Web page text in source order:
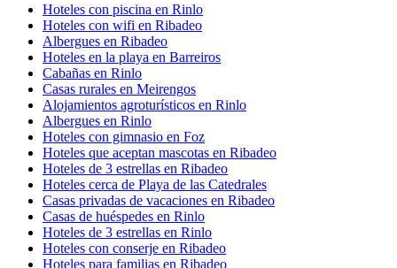
Hoteles con piscina en Rinlo
Hoteles con wifi en Ribadeo
Albergues en Ribadeo
Hoteles en la playa en Barreiros
Cabañas en Rinlo
Casas rurales en Meirengos
Alojamientos agroturísticos en Rinlo
Albergues en Rinlo
Hoteles con gimnasio en Foz
Hoteles que aceptan mascotas en Ribadeo
Hoteles de 3 estrellas en Ribadeo
Hoteles cerca de Playa de las Catedrales
Casas privadas de vacaciones en Ribadeo
Casas de huéspedes en Rinlo
Hoteles de 3 estrellas en Rinlo
Hoteles con conserje en Ribadeo
Hoteles para familias en Ribadeo